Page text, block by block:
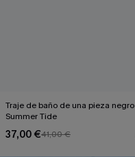
Traje de baño de una pieza negro
Summer Tide
37,00 €41,00 €